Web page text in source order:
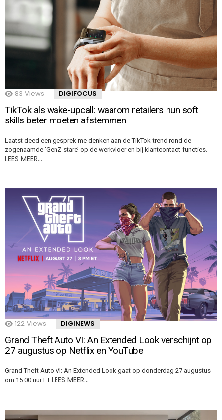
83 Views DIGIFOCUS
TikTok als wake-upcall: waarom retailers hun soft
skills beter moeten afstemmen
Laatst deed een gesprek me denken aan de TikTok-trend rond de
zogenaamde ‘GenZ-stare’ op de werkvloer en bij klantcontact-functies.
LEES MEER…
122 Views DIGINEWS
Grand Theft Auto VI: An Extended Look verschijnt op
27 augustus op Netflix en YouTube
Grand Theft Auto VI: An Extended Look gaat op donderdag 27 augustus
om 15:00 uur ET LEES MEER…